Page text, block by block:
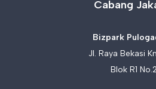
Cabang
Bizpark
Jl. Raya Bekasi
Blok R1